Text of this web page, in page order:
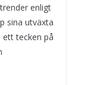
enligt
sina utväxta
ett tecken på